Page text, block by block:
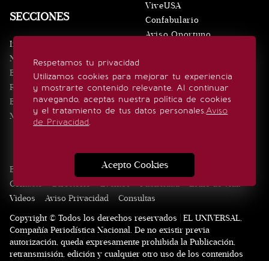
Respetamos tu privacidad
Utilizamos cookies para mejorar tu experiencia
y mostrarte contenido relevante. Al continuar
navegando, aceptas nuestra política de cookies
y el tratamiento de tus datos personales.Aviso
de Privacidad.
Acepto Cookies
SECCIONES
Inicio
Noticias
Eventos
Realeza
Estilo de vida
Minuto x Minuto
ViveUSA
Confabulario
Aviso Oportuno
SÍGUENOS
Edición Impresa Noticias Quiénes somos
Contacto
Directorio Eventos Publicidad
Estilo de vida
Videos
Aviso Privacidad
Consultas
Copyright © Todos los derechos reservados | EL UNIVERSAL,
Compañía Periodística Nacional. De no existir previa
autorización, queda expresamente prohibida la Publicación,
retransmisión, edición y cualquier otro uso de los contenidos